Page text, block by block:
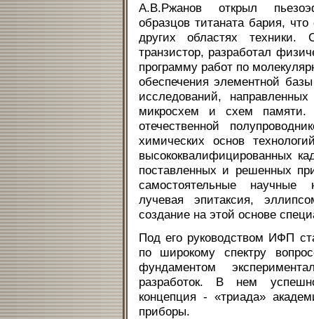
А.В.Ржанов открыл
образцов титаната бария,
других областях
транзистор, разработал
программу работ по
обеспечения элементной
исследований,
микросхем и схем памяти.
отечественной
химических основ
высококвалифицированных
поставленных и решенных
самостоятельные научные
лучевая эпитаксия,
создание на этой основе
Под его руководством ИФП
по широкому спектру
фундаментом
разработок. В нем успешно
концепция - «триада»
приборы.